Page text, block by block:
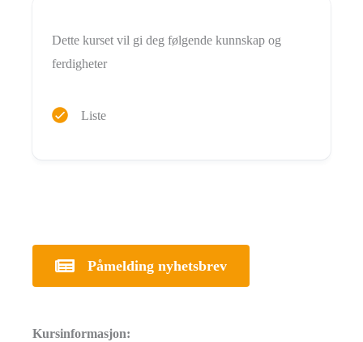
Dette kurset vil gi deg følgende kunnskap og
ferdigheter
Liste
Påmelding nyhetsbrev
Kursinformasjon: